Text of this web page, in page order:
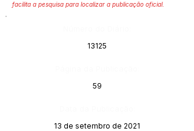
facilita a pesquisa para localizar a publicação oficial.
13125
59
13 de setembro de 2021